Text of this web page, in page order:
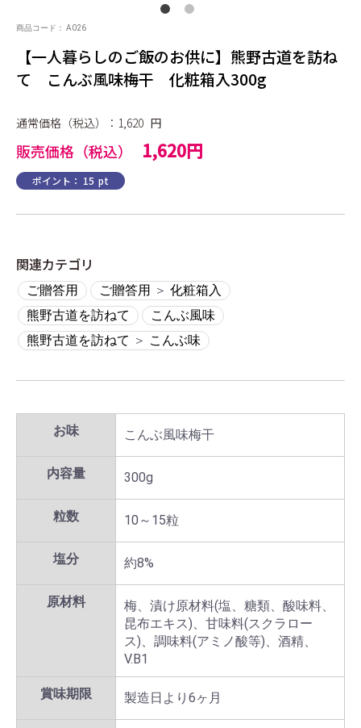
商品コード： A026
【一人暮らしのご飯のお供に】熊野古道を訪ね
て こんぶ風味梅干 化粧箱入300g
通常価格（税込）：1,620 円
販売価格（税込） 1,620円
ポイント： 15 pt
関連カテゴリ
ご贈答用 ご贈答用 ＞ 化粧箱入
熊野古道を訪ねて
こんぶ風味
熊野古道を訪ねて ＞ こんぶ味
お味 こんぶ風味梅干
内容量 300g
粒数 10～15粒
塩分 約8%
原材料
梅、漬け原材料(塩、糖類、酸味料、
昆布エキス)、甘味料(スクラロー
ス)、調味料(アミノ酸等)、酒精、
V.B1
賞味期限 製造日より6ヶ月